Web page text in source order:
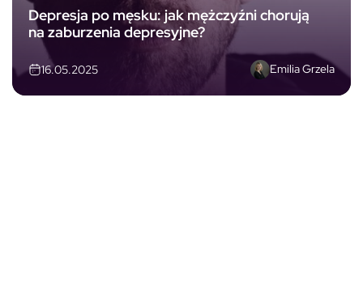
Depresja po męsku: jak mężczyźni chorują
na zaburzenia depresyjne?
16.05.2025 Emilia Grzela